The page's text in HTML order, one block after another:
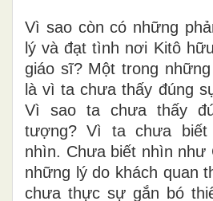
Vì sao còn có những
lý và đạt tình nơi Kitô
giáo sĩ? Một trong
là vì ta chưa thấy đúng
Vì sao ta chưa thấy
tượng? Vì ta chưa biết
nhìn. Chưa biết nhìn như
những lý do khách quan
chưa thực sự gắn bó